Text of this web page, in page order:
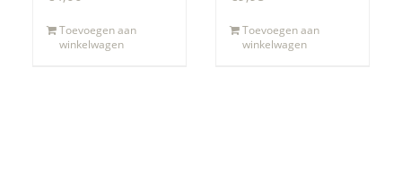
Toevoegen aan
winkelwagen
Toevoegen aan
winkelwagen